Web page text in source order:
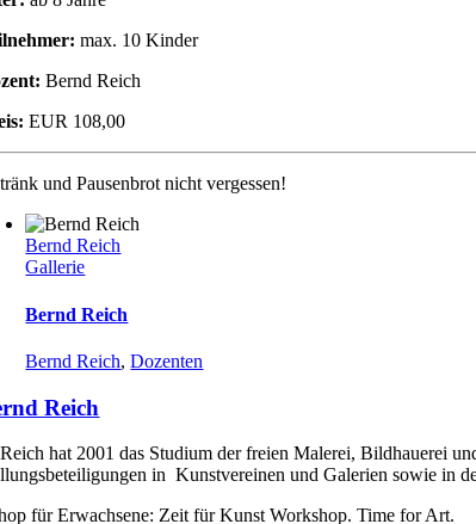
max. 10 Kinder
Bernd Reich
EUR 108,00
und Pausenbrot nicht vergessen!
Bernd Reich
Gallerie
Bernd Reich
Bernd Reich,Dozenten
Reich
hat 2001 das Studium der freien Malerei, Bildhauerei
in Kunstvereinen und Galerien sowie in
für Erwachsene: Zeit für Kunst Workshop. Time for Art.